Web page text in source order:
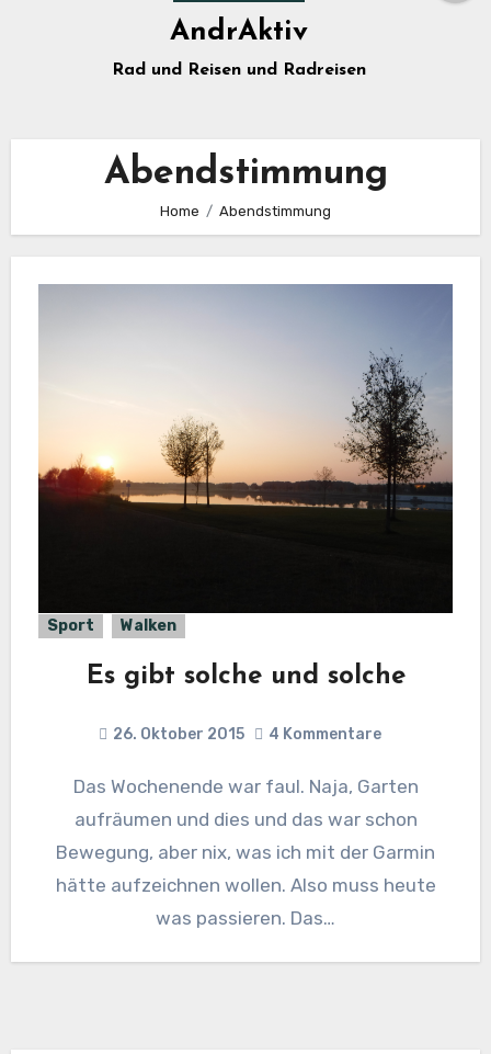
AndrAktiv
Rad und Reisen und Radreisen
Abendstimmung
Home Abendstimmung
Sport Walken
Es gibt solche und solche
26. Oktober 2015 4 Kommentare
Das Wochenende war faul. Naja, Garten
aufräumen und dies und das war schon
Bewegung, aber nix, was ich mit der Garmin
hätte aufzeichnen wollen. Also muss heute
was passieren. Das…